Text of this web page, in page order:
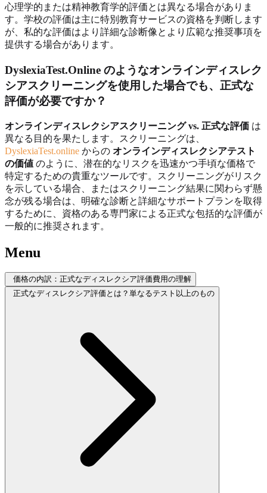
心理学的または精神教育学的評価とは異なる場合がありま
す。学校の評価は主に特別教育サービスの資格を判断します
が、私的な評価はより詳細な診断像とより広範な推奨事項を
提供する場合があります。
DyslexiaTest.Online のようなオンラインディスレク
シアスクリーニングを使用した場合でも、正式な
評価が必要ですか？
オンラインディスレクシアスクリーニング vs. 正式な評価 は
異なる目的を果たします。スクリーニングは、
DyslexiaTest.online からの オンラインディスレクシアテスト
の価値 のように、潜在的なリスクを迅速かつ手頃な価格で
特定するための貴重なツールです。スクリーニングがリスク
を示している場合、またはスクリーニング結果に関わらず懸
念が残る場合は、明確な診断と詳細なサポートプランを取得
するために、資格のある専門家による正式な包括的な評価が
一般的に推奨されます。
Menu
価格の内訳：正式なディスレクシア評価費用の理解
正式なディスレクシア評価とは？単なるテスト以上のもの